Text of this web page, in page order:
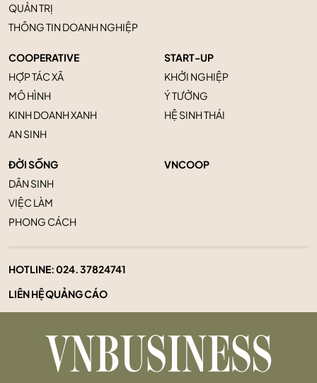
QUẢN TRỊ
THÔNG TIN DOANH NGHIỆP
COOPERATIVE
HỢP TÁC XÃ
MÔ HÌNH
KINH DOANH XANH
AN SINH
START-UP
KHỞI NGHIỆP
Ý TƯỞNG
HỆ SINH THÁI
ĐỜI SỐNG
DÂN SINH
VIỆC LÀM
PHONG CÁCH
VNCOOP
HOTLINE:024. 37824741
LIÊN HỆ QUẢNG CÁO